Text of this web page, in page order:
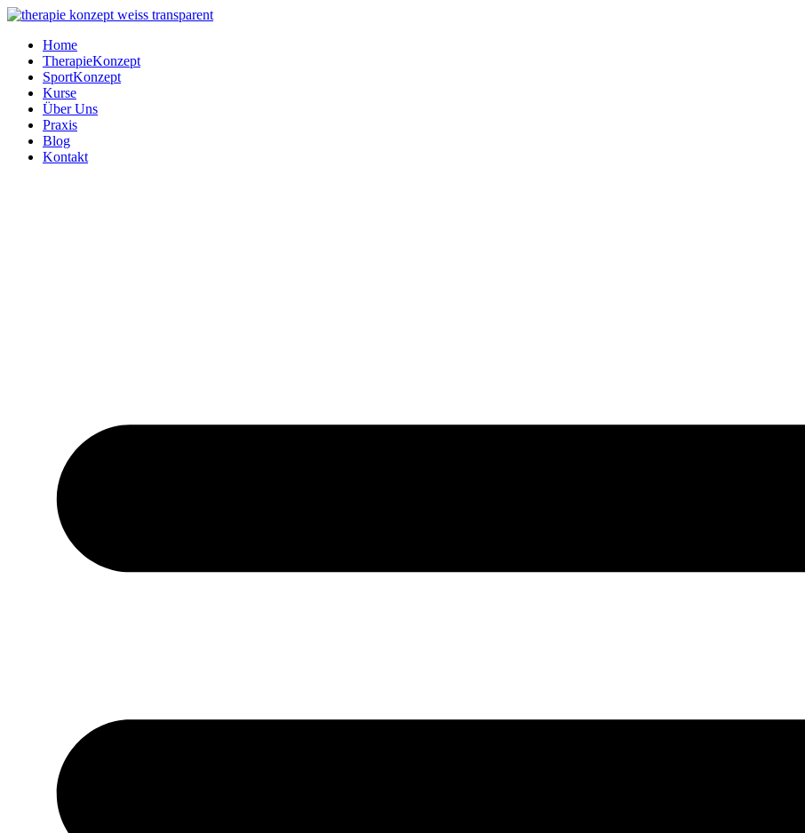
Zum
springenHome
TherapieKonzept
SportKonzept
Kurse
Über Uns
Praxis
Blog
Kontakt